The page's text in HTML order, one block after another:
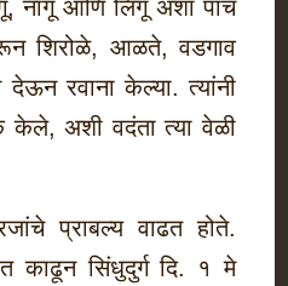
नागू आणि लिंगू अशा पाच
शिरोळे, आळते, वडगाव
रवाना केल्या. त्यांनी
केले, अशी वदंता त्या वेळी
प्राबल्य वाढत होते.
काढून सिंधुदुर्ग दि. १ मे